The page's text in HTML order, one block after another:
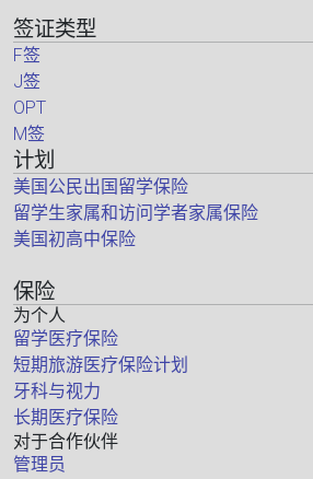
签证类型
F签
J签
OPT
M签
计划
美国公民出国留学保险
留学生家属和访问学者家属保险
美国初高中保险
保险
为个人
留学医疗保险
短期旅游医疗保险计划
牙科与视力
长期医疗保险
对于合作伙伴
管理员